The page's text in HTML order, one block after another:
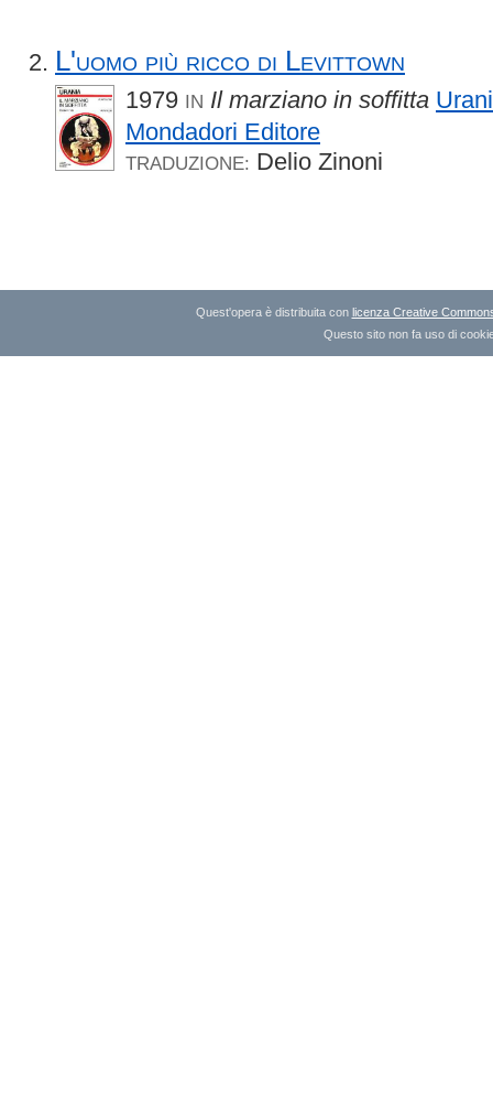
L'uomo più ricco di Levittown
1979 IN Il marziano in soffitta
Mondadori Editore
TRADUZIONE: Delio Zinoni
Quest'opera è distribuita con licenza Creative
Questo sito non fa uso di